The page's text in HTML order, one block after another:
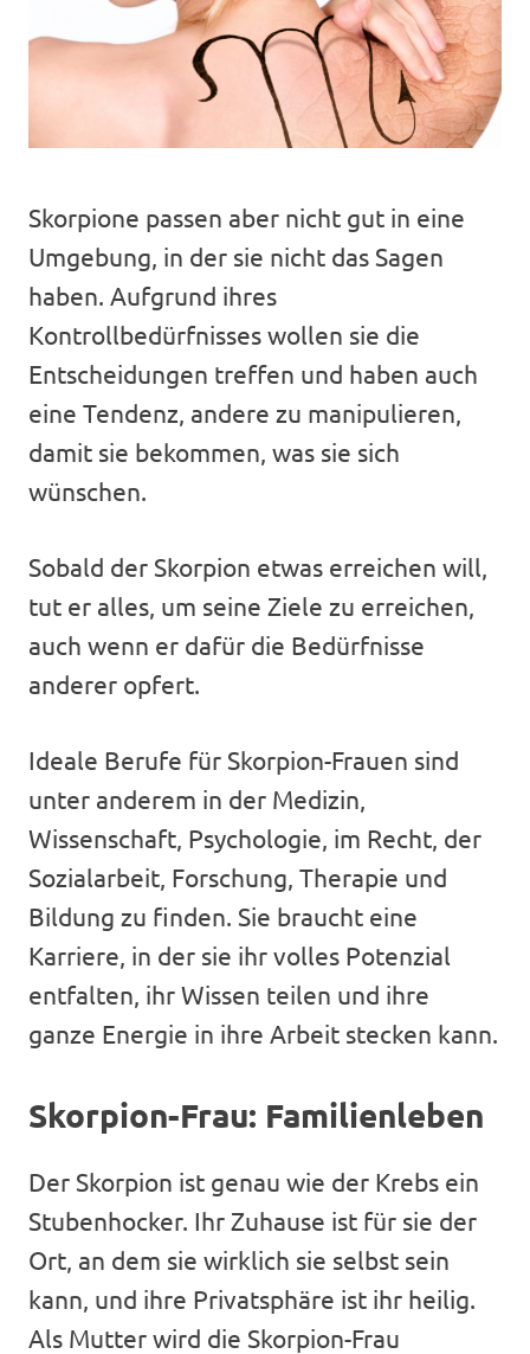
Skorpione passen aber nicht gut in eine
Umgebung, in der sie nicht das Sagen
haben. Aufgrund ihres
Kontrollbedürfnisses wollen sie die
Entscheidungen treffen und haben auch
eine Tendenz, andere zu manipulieren,
damit sie bekommen, was sie sich
wünschen.
Sobald der Skorpion etwas erreichen will,
tut er alles, um seine Ziele zu erreichen,
auch wenn er dafür die Bedürfnisse
anderer opfert.
Ideale Berufe für Skorpion-Frauen sind
unter anderem in der Medizin,
Wissenschaft, Psychologie, im Recht, der
Sozialarbeit, Forschung, Therapie und
Bildung zu finden. Sie braucht eine
Karriere, in der sie ihr volles Potenzial
entfalten, ihr Wissen teilen und ihre
ganze Energie in ihre Arbeit stecken kann.
Skorpion-Frau: Familienleben
Der Skorpion ist genau wie der Krebs ein
Stubenhocker. Ihr Zuhause ist für sie der
Ort, an dem sie wirklich sie selbst sein
kann, und ihre Privatsphäre ist ihr heilig.
Als Mutter wird die Skorpion-Frau